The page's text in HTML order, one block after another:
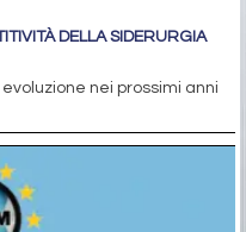
DELLA SIDERURGIA
nei prossimi anni